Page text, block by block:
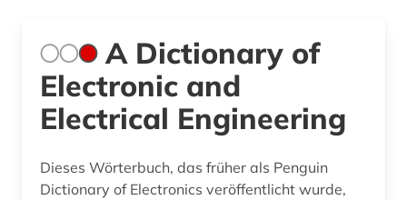
A Dictionary of
Electronic and
Electrical Engineering
Dieses Wörterbuch, das früher als Penguin
Dictionary of Electronics veröffentlicht wurde,